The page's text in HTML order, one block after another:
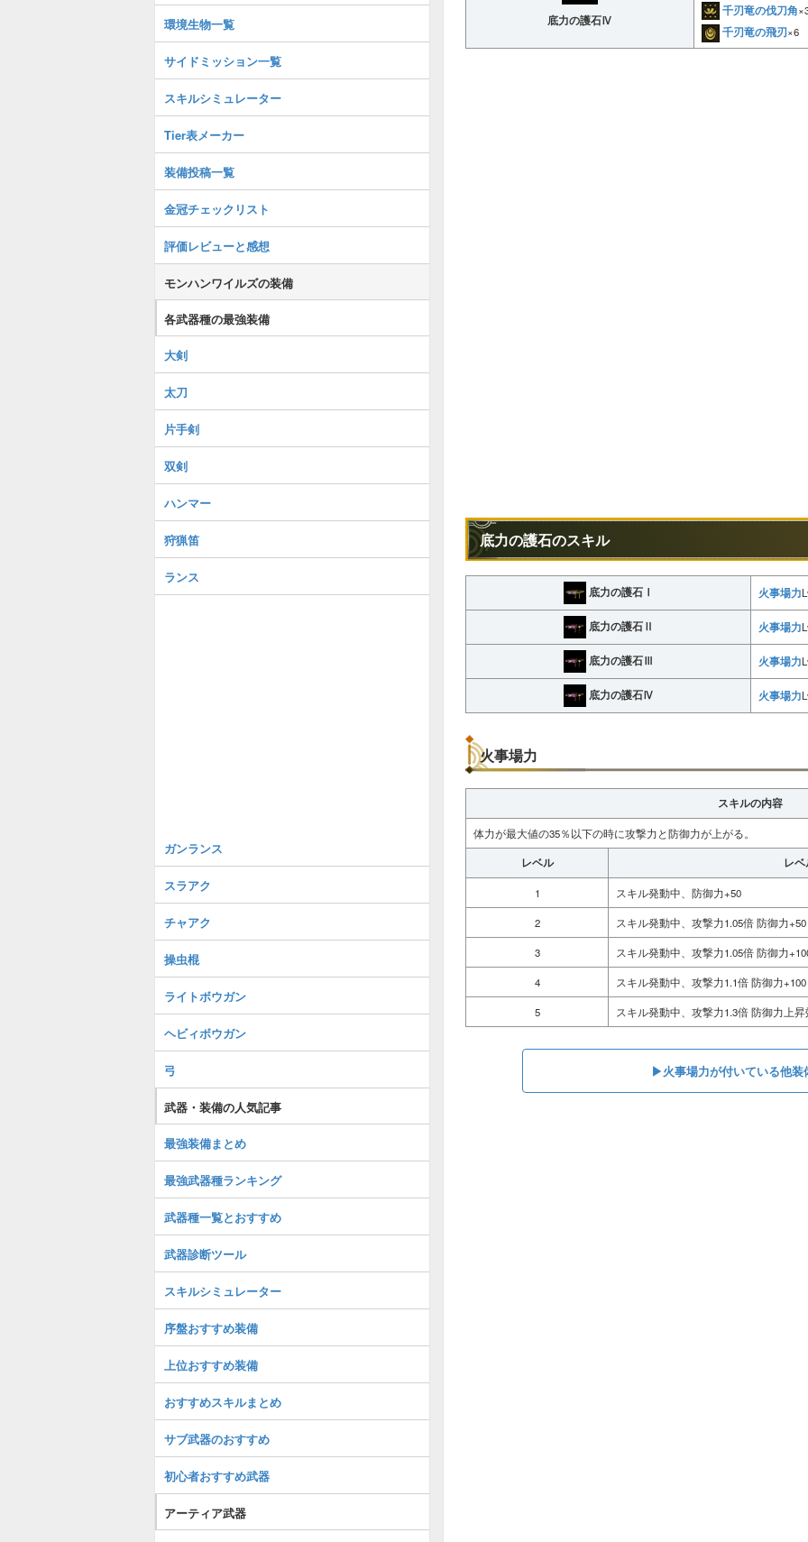
底力の護石Ⅳ
千刃竜の伐刀角
千刃竜の飛刃×6
底力の護石のスキル
底力の護石Ⅰ 火事場力
底力の護石Ⅱ 火事場力
底力の護石Ⅲ 火事場力
底力の護石Ⅳ 火事場力
火事場力
スキルの内容
体力が最大値の35％以下の時に攻撃力と防御力が上がる。
レベル レ
1 スキル発動中、防御力+50
2 スキル発動中、攻撃力1.05倍 防御力+50
3 スキル発動中、攻撃力1.05倍 防御力
4 スキル発動中、攻撃力1.1倍 防御力+100
5 スキル発動中、攻撃力1.3倍 防御力上
▶︎火事場力が付いている他装
環境生物一覧
サイドミッション一覧
スキルシミュレーター
Tier表メーカー
装備投稿一覧
金冠チェックリスト
評価レビューと感想
モンハンワイルズの装備
各武器種の最強装備
大剣
太刀
片手剣
双剣
ハンマー
狩猟笛
ランス
ガンランス
スラアク
チャアク
操虫棍
ライトボウガン
ヘビィボウガン
弓
武器・装備の人気記事
最強装備まとめ
最強武器種ランキング
武器種一覧とおすすめ
武器診断ツール
スキルシミュレーター
序盤おすすめ装備
上位おすすめ装備
おすすめスキルまとめ
サブ武器のおすすめ
初心者おすすめ武器
アーティア武器